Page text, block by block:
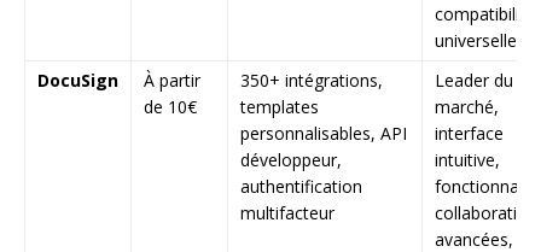
compatibilité
universelle
DocuSign
À partir
de 10€
350+ intégrations,
templates
personnalisables, API
développeur,
authentification
multifacteur
Leader du
marché,
interface
intuitive,
avancées,